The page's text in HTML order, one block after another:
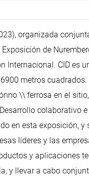
organizada
de
Internacional. CID es
metros
\\ ferrosa en el
colaborativo
en esta exposición, y
líderes y las
y aplicaciones
y llevar a cabo